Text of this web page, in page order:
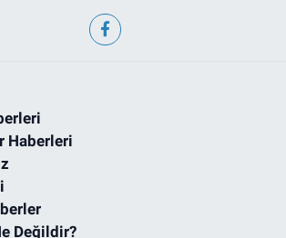
Haberleri
Değildir?